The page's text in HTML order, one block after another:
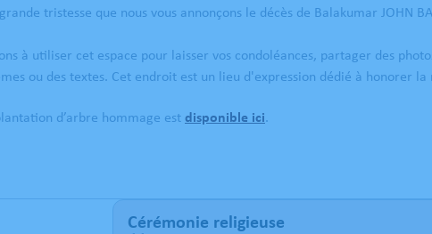
grande tristesse que nous vous annonçons le décès de Balakumar JOHN
à utiliser cet espace pour laisser vos condoléances, partager des
ou des textes. Cet endroit est un lieu d'expression dédié à honorer la
d’arbre hommage est disponible ici.
Cérémonie religieuse